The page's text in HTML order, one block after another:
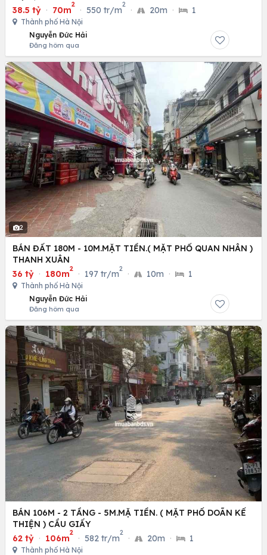
38.5 tỷ · 70m
2
· 550 tr/m
2
· 20m · 1
Thành phố Hà Nội
Nguyễn Đức Hải
Đăng hôm qua
2
BÁN ĐẤT 180M - 10M.MẶT TIỀN.( MẶT PHỐ QUAN NHÂN )
THANH XUÂN
36 tỷ · 180m
2
· 197 tr/m
2
· 10m · 1
Thành phố Hà Nội
Nguyễn Đức Hải
Đăng hôm qua
BÁN 106M - 2 TẦNG - 5M.MẶ TIỀN. ( MẶT PHỐ DOÃN KẾ
THIỆN ) CẦU GIẤY
62 tỷ · 106m
2
· 582 tr/m
2
· 20m · 1
Thành phố Hà Nội